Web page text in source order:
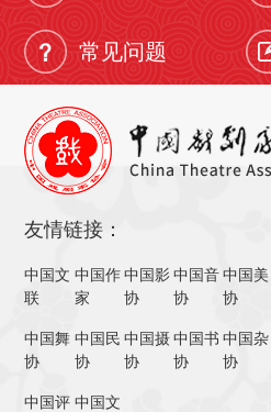
常见问题
友情链接：
中国文
联
中国作
家
中国影
协
中国音
协
中国美
协
中国舞
协
中国民
协
中国摄
协
中国书
协
中国杂
协
中国评 中国文